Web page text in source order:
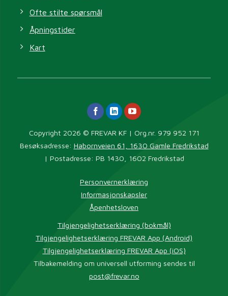
Ofte stilte spørsmål
Åpningstider
Kart
Copyright 2026 © FREVAR KF | Org.nr. 979 952 171
Besøksadresse: Habornveien 61, 1630 Gamle Fredrikstad
| Postadresse: PB 1430, 1602 Fredrikstad
Personvernerklæring
Informasjonskapsler
Åpenhetsloven
Tilgjengelighetserklæring (bokmål)
Tilgjengelighetserklæring FREVAR App (Android)
Tilgjengelighetserklæring FREVAR App (iOS)
Tilbakemelding om universell utforming sendes til
post@frevar.no